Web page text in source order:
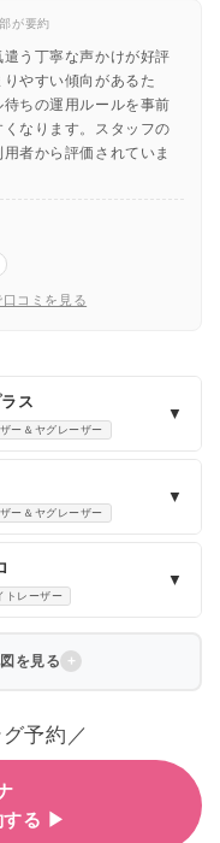
が要約
う丁寧な声かけが好評
やすい傾向があるた
ちの運用ルールを事前
なります。スタッフの
者から評価されていま
コミを見る
ス
ー＆ヤグレーザー
▼
ー＆ヤグレーザー
▼
トレーザー
▼
を見る
予約／
する ▶